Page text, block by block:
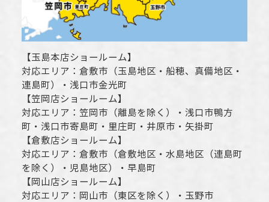
【玉島本店ショールーム】
対応エリア： 倉敷市 （玉島地区・船穂、真備地区・
連島町）・ 浅口市金光町
【笠岡店ショールーム】
対応エリア： 笠岡市（離島を除く） ・ 浅口市鴨方
町・ 浅口市寄島町・里庄町・ 井原市 ・矢掛町
【倉敷店ショールーム】
対応エリア： 倉敷市 （倉敷地区・水島地区（連島町
を除く）・児島地区）・早島町
【岡山店ショールーム】
対応エリア： 岡山市 （東区を除く）・玉野市